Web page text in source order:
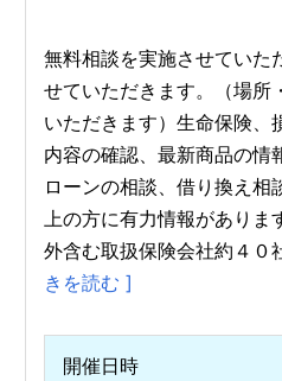
無料相談を実施させていた
せていただきます。（場所
いただきます）生命保険、
内容の確認、最新商品の情
ローンの相談、借り換え相
上の方に有力情報があり
外含む取扱保険会社約４０
きを読む ]
開催日時